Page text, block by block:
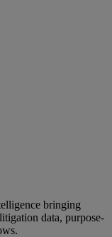
bringing
data, purpose-